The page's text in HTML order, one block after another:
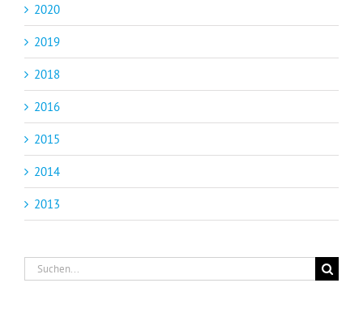
2020
2019
2018
2016
2015
2014
2013
Suche
nach: